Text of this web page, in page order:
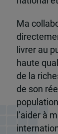
Ma
livrer au
haute
de la
de son
l’aider à